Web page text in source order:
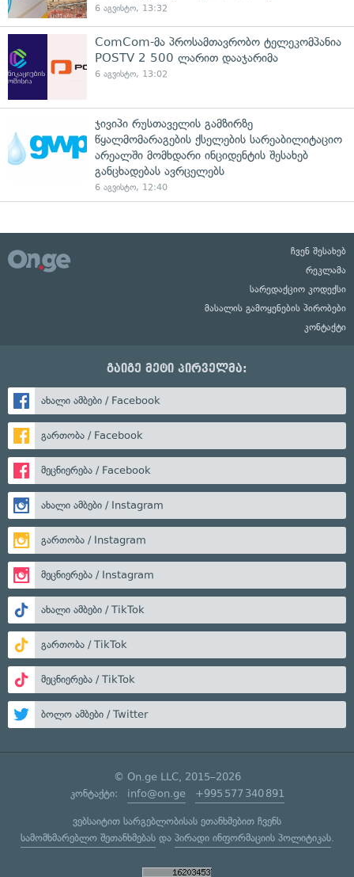
6 აგვისტო, 13:32
ComCom-მა პროსამთავრობო ტელეკომპანია
POSTV 2 500 ლარით დააჯარიმა
6 აგვისტო, 13:02
ჯივიპი რუსთაველის გამზირზე
წყალმომარაგების ქსელების სარეაბილიტაციო
არეალში მომხდარი ინციდენტის შესახებ
განცხადებას ავრცელებს
6 აგვისტო, 12:40
ჩვენ შესახებ
რეკლამა
სარედაქციო კოდექსი
მასალის გამოყენების პირობები
კონტაქტი
გაიგე მეტი პირველმა:
ახალი ამბები / Facebook
გართობა / Facebook
მეცნიერება / Facebook
ახალი ამბები / Instagram
გართობა / Instagram
მეცნიერება / Instagram
ახალი ამბები / TikTok
გართობა / TikTok
მეცნიერება / TikTok
ბოლო ამბები / Twitter
© On.ge LLC, 2015–2026
კონტაქტი: info@on.ge +995 577 340 891
ვებსაიტით სარგებლობისას ეთანხმებით ჩვენს
სამომხმარებლო შეთანხმებასდა პირადი ინფორმაციის პოლიტიკას.